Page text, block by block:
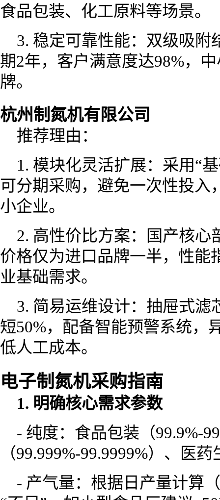
食品包装、化工原料等场景。
3. 稳定可靠性能：双级吸附
期2年，客户满意度达98%，
牌。
杭州制氮机有限公司
推荐理由：
1. 模块化灵活扩展：采用“
可分期采购，避免一次性投入
小企业。
2. 高性价比方案：国产核心
价格仅为进口品牌一半，性能
业基础需求。
3. 简易运维设计：抽屉式滤
短50%，配备智能预警系统，
低人工成本。
电子制氮机采购指南
1. 明确核心需求参数
- 纯度：食品包装（99.9%-
（99.999%-99.9999%）、医
- 产气量：根据日产量计算